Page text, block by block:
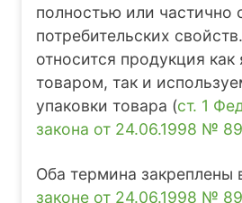
полностью или частично
потребительских
относится продукция
товаром, так и
упаковки товара (ст. 1
закона от 24.06.1998 №
Оба термина закреплены
законе от 24.06.1998 №